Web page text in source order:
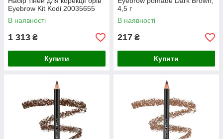
Eyebrow Kit Kodi 20035655
В наявності
1 313 ₴
Купити
4,5 г
В наявності
217 ₴
Купити